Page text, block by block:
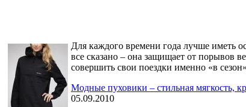
Для каждого времени года лучше иметь
все сказано – она защищает от порывов
совершить свои поездки именно «в
Модные пуховики – стильная мягкость,
05.09.2010